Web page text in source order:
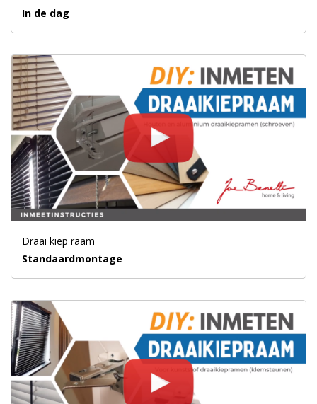
In de dag
Draai kiep raam
Standaardmontage